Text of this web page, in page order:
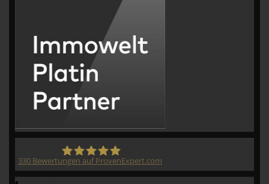
330 Bewertungen auf ProvenExpert.com